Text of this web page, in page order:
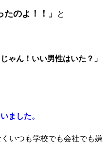
たのよ！！」 と
ゃん！いい男性はいた？」
ました。
いつも学校でも会社でも嫌